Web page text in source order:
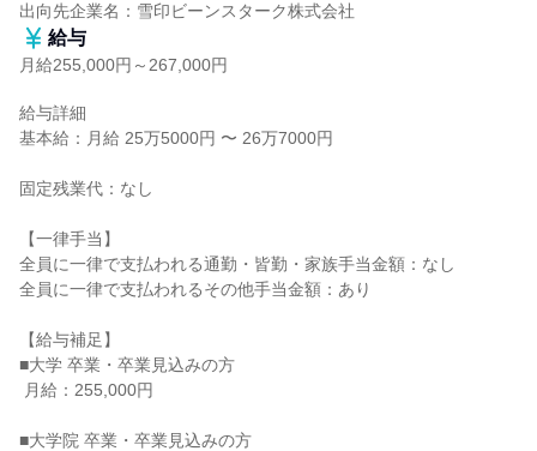
出向先企業名：雪印ビーンスターク株式会社
給与
月給255,000円～267,000円
給与詳細
基本給：月給 25万5000円 〜 26万7000円
固定残業代：なし
【一律手当】
全員に一律で支払われる通勤・皆勤・家族手当金額：なし
全員に一律で支払われるその他手当金額：あり
【給与補足】
■大学 卒業・卒業見込みの方
■大学院 卒業・卒業見込みの方